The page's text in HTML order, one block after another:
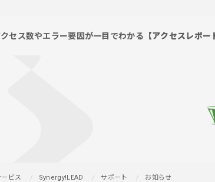
セス数やエラー要因が一目でわかる 【アクセスレポー
ビス Synergy!LEAD サポート お知らせ